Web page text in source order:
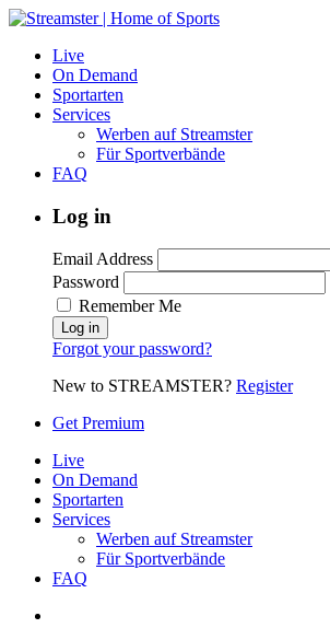
Live
On Demand
Sportarten
Services
Werben auf Streamster
Für Sportverbände
FAQ
Log in
Email Address
Password
Remember Me
Forgot your password?
New to STREAMSTER? Register
Get Premium
Live
On Demand
Sportarten
Services
Werben auf Streamster
Für Sportverbände
FAQ